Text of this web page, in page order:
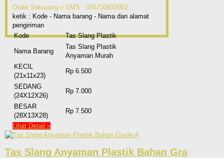
Order Sekarang » SMS : 085730933902
ketik : Kode - Nama barang - Nama dan alamat
pengiriman
Kode
Tas Slang Plastik
Nama Barang
Tas Slang Plastik
Anyaman Murah
KECIL
(21x11x23)
Rp 6.500
SEDANG
(24X12X26)
Rp 7.000
BESAR
(28X13X28)
Rp 7.500
Lihat Detail »
Tas Slang Anyaman Plastik Bahan Gra